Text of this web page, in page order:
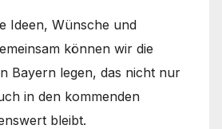
Ideen, Wünsche und
können wir die
Bayern legen, das nicht nur
in den kommenden
bleibt.